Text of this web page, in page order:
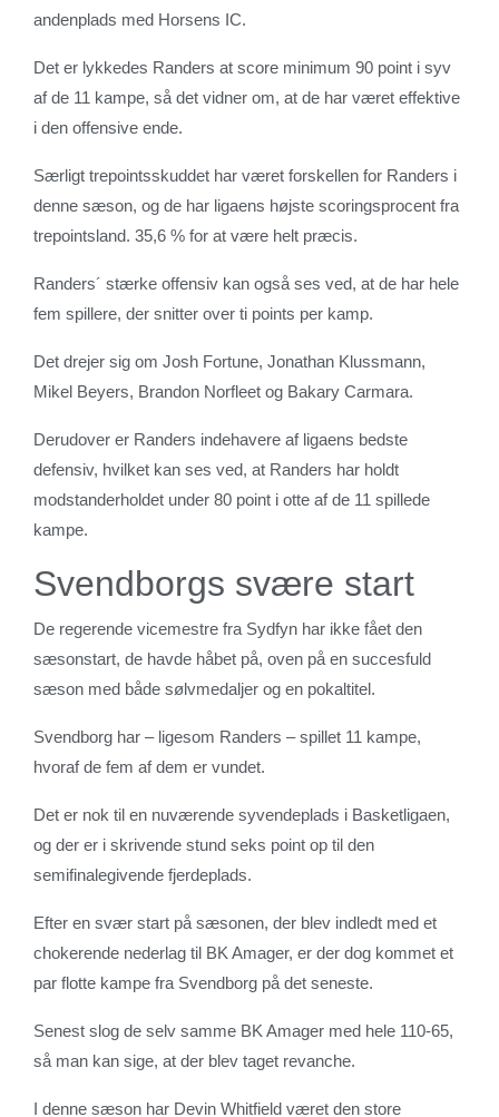
andenplads med Horsens IC.
Det er lykkedes Randers at score minimum 90 point i syv
af de 11 kampe, så det vidner om, at de har været effektive
i den offensive ende.
Særligt trepointsskuddet har været forskellen for Randers i
denne sæson, og de har ligaens højste scoringsprocent fra
trepointsland. 35,6 % for at være helt præcis.
Randers´ stærke offensiv kan også ses ved, at de har hele
fem spillere, der snitter over ti points per kamp.
Det drejer sig om Josh Fortune, Jonathan Klussmann,
Mikel Beyers, Brandon Norfleet og Bakary Carmara.
Derudover er Randers indehavere af ligaens bedste
defensiv, hvilket kan ses ved, at Randers har holdt
modstanderholdet under 80 point i otte af de 11 spillede
kampe.
Svendborgs svære start
De regerende vicemestre fra Sydfyn har ikke fået den
sæsonstart, de havde håbet på, oven på en succesfuld
sæson med både sølvmedaljer og en pokaltitel.
Svendborg har – ligesom Randers – spillet 11 kampe,
hvoraf de fem af dem er vundet.
Det er nok til en nuværende syvendeplads i Basketligaen,
og der er i skrivende stund seks point op til den
semifinalegivende fjerdeplads.
Efter en svær start på sæsonen, der blev indledt med et
chokerende nederlag til BK Amager, er der dog kommet et
par flotte kampe fra Svendborg på det seneste.
Senest slog de selv samme BK Amager med hele 110-65,
så man kan sige, at der blev taget revanche.
I denne sæson har Devin Whitfield været den store